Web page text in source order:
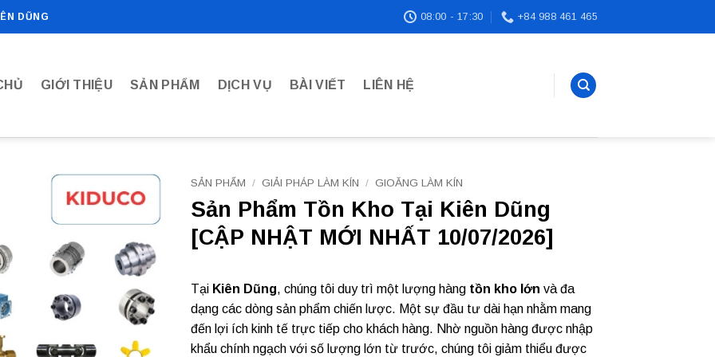
DŨNG 08:00 - 17:30 +84 988 461 465
GIỚI THIỆU SẢN PHẨM DỊCH VỤ BÀI VIẾT LIÊN HỆ
Add to
SẢN PHẨM / GIẢI PHÁP LÀM KÍN / GIOĂNG LÀM KÍN
Sản Phẩm Tồn Kho Tại Kiên Dũng
[CẬP NHẬT MỚI NHẤT 10/07/2026]
Tại Kiên Dũng, chúng tôi duy trì một lượng hàng tồn kho lớn và đa
dạng các dòng sản phẩm chiến lược. Một sự đầu tư dài hạn nhằm mang
đến lợi ích kinh tế trực tiếp cho khách hàng. Nhờ nguồn hàng được nhập
khẩu chính ngạch với số lượng lớn từ trước, chúng tôi giảm thiểu được